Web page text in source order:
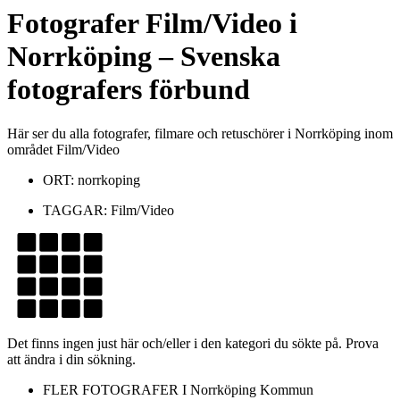
FotograferFilm/Video i
Norrköping– Svenska
fotografers förbund
Här ser du alla fotografer, filmare och retuschörer i Norrköping inom
området Film/Video
ORT: norrkoping
TAGGAR: Film/Video
Det finns ingen just här och/eller i den kategori du sökte på. Prova
att ändra i din sökning.
FLER FOTOGRAFER I Norrköping Kommun